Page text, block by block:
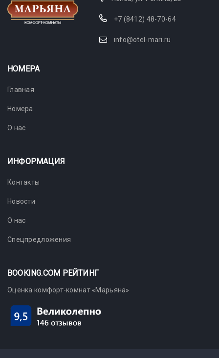
+7 (8412) 48-70-64
info@otel-mari.ru
НОМЕРА
Главная
Номера
О нас
ИНФОРМАЦИЯ
Контакты
Новости
О нас
Спецпредложения
BOOKING.COM РЕЙТИНГ
Оценка комфорт-комнат «Марьяна»